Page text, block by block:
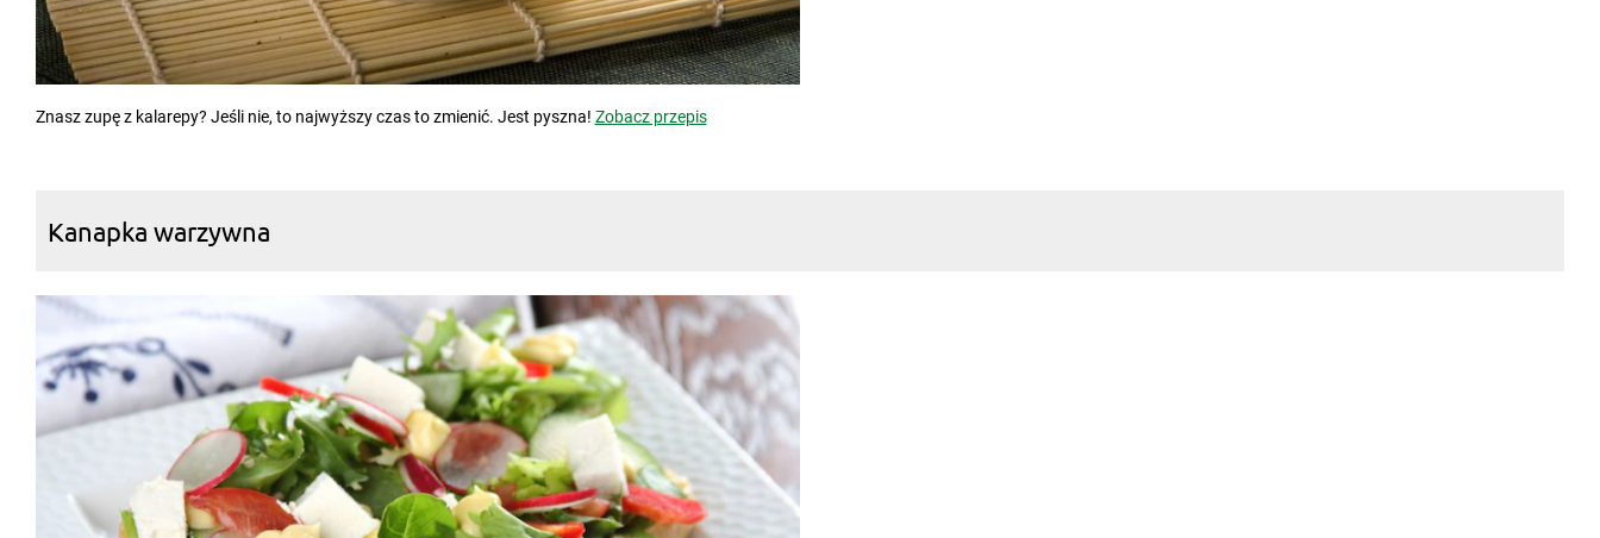
Znasz zupę z kalarepy? Jeśli nie, to najwyższy czas to zmienić. Jest pyszna! Zobacz przepis
Kanapka warzywna